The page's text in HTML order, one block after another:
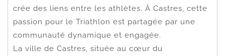
crée des liens entre les athlètes. À Castres, cette
passion pour le Triathlon est partagée par une
communauté dynamique et engagée.
La ville de Castres, située au cœur du